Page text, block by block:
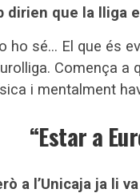
dirien que la lliga
ho sé… El que és
Comença
i mentalment
“Estar a
a l’Unicaja ja li